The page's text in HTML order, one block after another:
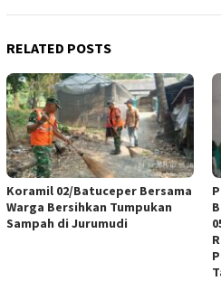
RELATED POSTS
Koramil 02/Batuceper Bersama
Warga Bersihkan Tumpukan
Sampah di Jurumudi